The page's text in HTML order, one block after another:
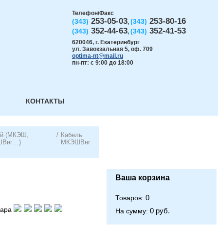
Телефон/Факс
(343) 253-05-03, (343) 253-80-16
(343) 352-44-63, (343) 352-41-53
620046, г. Екатеринбург
ул. Завокзальная 5, оф. 709
optima-nt@mail.ru
пн-пт: с 9:00 до 18:00
КОНТАКТЫ
(МКЭШ,
/ Кабель
МКЭШВнг
Ваша корзина
Товаров: 0
На сумму: 0 руб.